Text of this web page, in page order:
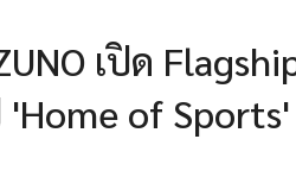
เปิด
of